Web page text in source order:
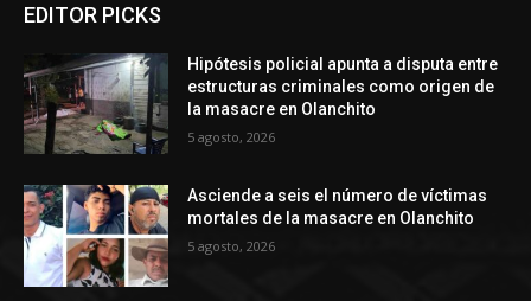
EDITOR PICKS
Hipótesis policial apunta a disputa entre
estructuras criminales como origen de
la masacre en Olanchito
5 agosto, 2026
Asciende a seis el número de víctimas
mortales de la masacre en Olanchito
5 agosto, 2026